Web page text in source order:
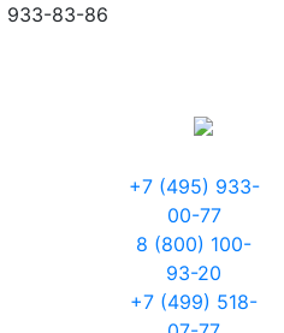
933-83-86
+7 (495) 933-
00-77
8 (800) 100-
93-20
+7 (499) 518-